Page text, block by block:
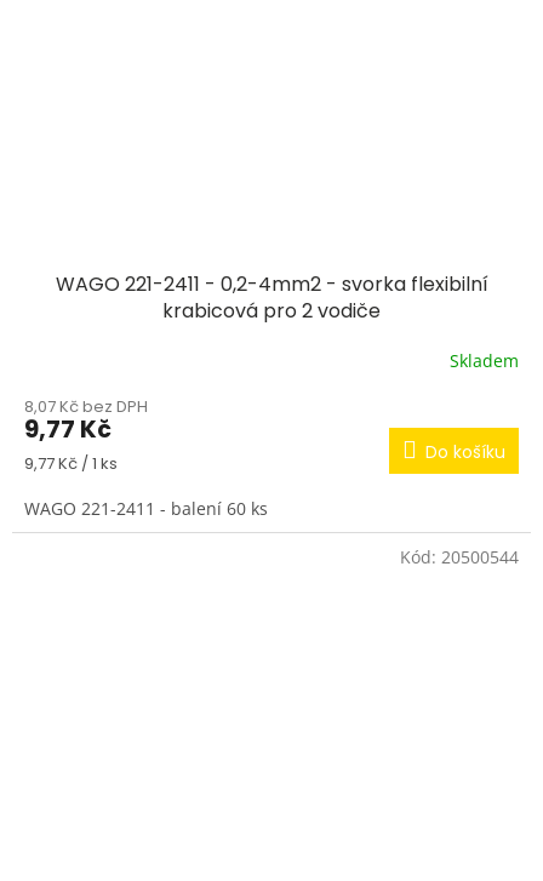
WAGO 221-2411 - 0,2-4mm2 - svorka flexibilní
krabicová pro 2 vodiče
Skladem
8,07 Kč bez DPH
9,77 Kč
Měrná
9,77 Kč / 1 ks Do košíku
WAGO 221-2411 - balení 60 ks
Kód: 20500544